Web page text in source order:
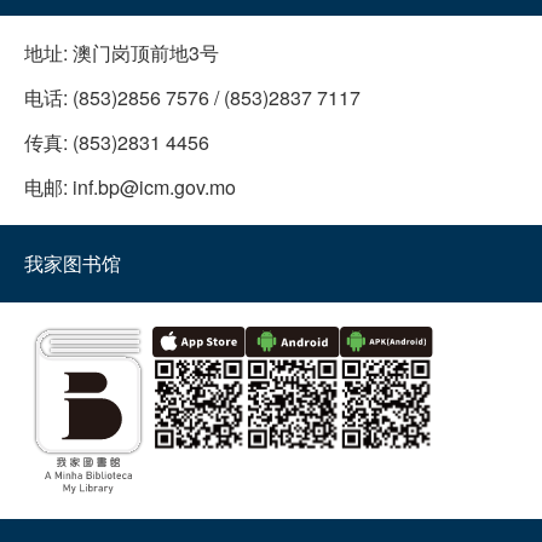
地址: 澳门岗顶前地3号
电话: (853)2856 7576 / (853)2837 7117
传真: (853)2831 4456
电邮: inf.bp@icm.gov.mo
我家图书馆